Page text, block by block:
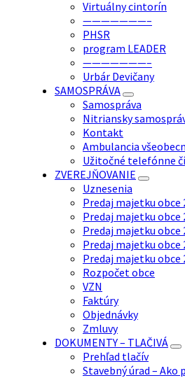
Virtuálny cintorín
———————–
PHSR
program LEADER
———————–
Urbár Devičany
SAMOSPRÁVA
Samospráva
Nitriansky
Kontakt
Ambulancia
Užitočné telefónne
ZVEREJŇOVANIE
Uznesenia
Predaj majetku obce
Predaj majetku obce
Predaj majetku obce
Predaj majetku obce
Predaj majetku obce
Rozpočet obce
VZN
Faktúry
Objednávky
Zmluvy
DOKUMENTY – TLAČIVÁ
Prehľad tlačív
Stavebný úrad – Ako